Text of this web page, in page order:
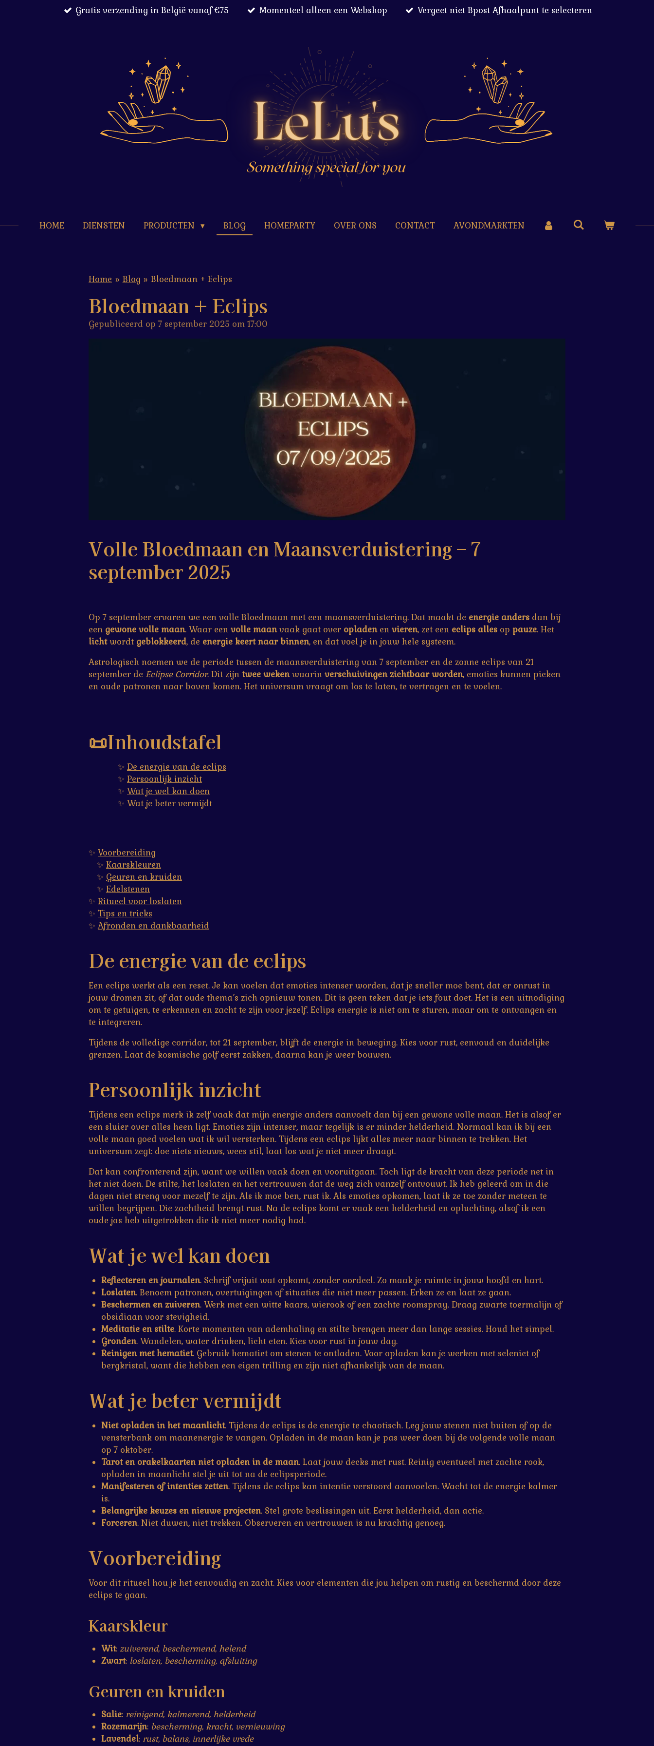
Gratis verzending in België vanaf €75 Momenteel alleen een Webshop Vergeet niet Bpost Afhaalpunt te selecteren
HOME DIENSTEN PRODUCTEN BLOG HOMEPARTY OVER ONS CONTACT AVONDMARKTEN
Home » Blog » Bloedmaan + Eclips
Bloedmaan + Eclips
Gepubliceerd op 7 september 2025 om 17:00
Volle Bloedmaan en Maansverduistering – 7
september 2025
Op 7 september ervaren we een volle Bloedmaan met een maansverduistering. Dat maakt de energie anders dan bij
een gewone volle maan. Waar een volle maanvaak gaat over opladenen vieren, zet een eclips alles op pauze. Het
lichtwordt geblokkeerd, de energie keert naar binnen, en dat voel je in jouw hele systeem.
Astrologisch noemen we de periode tussen de maansverduistering van 7 september en de zonne eclips van 21
september de Eclipse Corridor. Dit zijn twee wekenwaarin verschuivingen zichtbaar worden, emoties kunnen pieken
en oude patronen naar boven komen. Het universum vraagt om los te laten, te vertragen en te voelen.
📜Inhoudstafel
✨ De energie van de eclips
✨ Persoonlijk inzicht
✨ Wat je wel kan doen
✨ Wat je beter vermijdt
✨ Voorbereiding
✨ Kaarskleuren
✨ Geuren en kruiden
✨ Edelstenen
✨ Ritueel voor loslaten
✨ Tips en tricks
✨ Afronden en dankbaarheid
De energie van de eclips
Een eclips werkt als een reset. Je kan voelen dat emoties intenser worden, dat je sneller moe bent, dat er onrust in
jouw dromen zit, of dat oude thema’s zich opnieuw tonen. Dit is geen teken dat je iets fout doet. Het is een uitnodiging
om te getuigen, te erkennen en zacht te zijn voor jezelf. Eclips energie is niet om te sturen, maar om te ontvangen en
te integreren.
Tijdens de volledige corridor, tot 21 september, blijft de energie in beweging. Kies voor rust, eenvoud en duidelijke
grenzen. Laat de kosmische golf eerst zakken, daarna kan je weer bouwen.
Persoonlijk inzicht
Tijdens een eclips merk ik zelf vaak dat mijn energie anders aanvoelt dan bij een gewone volle maan. Het is alsof er
een sluier over alles heen ligt. Emoties zijn intenser, maar tegelijk is er minder helderheid. Normaal kan ik bij een
volle maan goed voelen wat ik wil versterken. Tijdens een eclips lijkt alles meer naar binnen te trekken. Het
universum zegt: doe niets nieuws, wees stil, laat los wat je niet meer draagt.
Dat kan confronterend zijn, want we willen vaak doen en vooruitgaan. Toch ligt de kracht van deze periode net in
het niet doen. De stilte, het loslaten en het vertrouwen dat de weg zich vanzelf ontvouwt. Ik heb geleerd om in die
dagen niet streng voor mezelf te zijn. Als ik moe ben, rust ik. Als emoties opkomen, laat ik ze toe zonder meteen te
willen begrijpen. Die zachtheid brengt rust. Na de eclips komt er vaak een helderheid en opluchting, alsof ik een
oude jas heb uitgetrokken die ik niet meer nodig had.
Wat je wel kan doen
Reflecteren en journalen. Schrijf vrijuit wat opkomt, zonder oordeel. Zo maak je ruimte in jouw hoofd en hart.
Loslaten. Benoem patronen, overtuigingen of situaties die niet meer passen. Erken ze en laat ze gaan.
Beschermen en zuiveren. Werk met een witte kaars, wierook of een zachte roomspray. Draag zwarte toermalijn of
obsidiaan voor stevigheid.
Meditatie en stilte. Korte momenten van ademhaling en stilte brengen meer dan lange sessies. Houd het simpel.
Gronden. Wandelen, water drinken, licht eten. Kies voor rust in jouw dag.
Reinigen met hematiet. Gebruik hematiet om stenen te ontladen. Voor opladen kan je werken met seleniet of
bergkristal, want die hebben een eigen trilling en zijn niet afhankelijk van de maan.
Wat je beter vermijdt
Niet opladen in het maanlicht. Tijdens de eclips is de energie te chaotisch. Leg jouw stenen niet buiten of op de
vensterbank om maanenergie te vangen. Opladen in de maan kan je pas weer doen bij de volgende volle maan
op 7 oktober.
Tarot en orakelkaarten niet opladen in de maan. Laat jouw decks met rust. Reinig eventueel met zachte rook,
opladen in maanlicht stel je uit tot na de eclipsperiode.
Manifesteren of intenties zetten. Tijdens de eclips kan intentie verstoord aanvoelen. Wacht tot de energie kalmer
is.
Belangrijke keuzes en nieuwe projecten. Stel grote beslissingen uit. Eerst helderheid, dan actie.
Forceren. Niet duwen, niet trekken. Observeren en vertrouwen is nu krachtig genoeg.
Voorbereiding
Voor dit ritueel hou je het eenvoudig en zacht. Kies voor elementen die jou helpen om rustig en beschermd door deze
eclips te gaan.
Kaarskleur
Wit: zuiverend, beschermend, helend
Zwart: loslaten, bescherming, afsluiting
Geuren en kruiden
Salie: reinigend, kalmerend, helderheid
Rozemarijn: bescherming, kracht, vernieuwing
Lavendel: rust, balans, innerlijke vrede